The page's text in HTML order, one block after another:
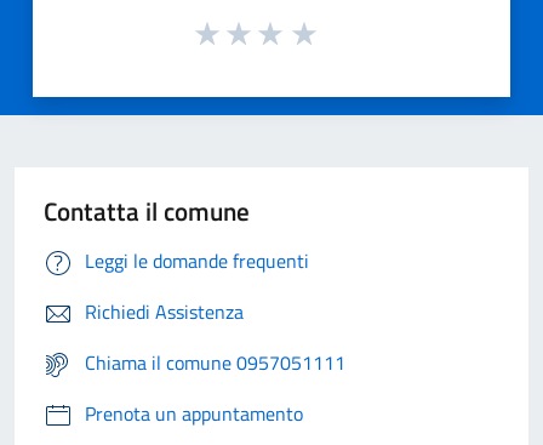
Contatta il comune
Leggi le domande frequenti
Richiedi Assistenza
Chiama il comune 0957051111
Prenota un appuntamento